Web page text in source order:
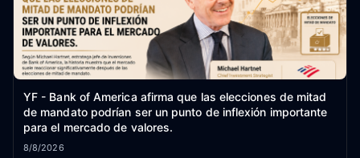
YF - Bank of America afirma que las elecciones de mitad
de mandato podrían ser un punto de inflexión importante
para el mercado de valores.
8/8/2026